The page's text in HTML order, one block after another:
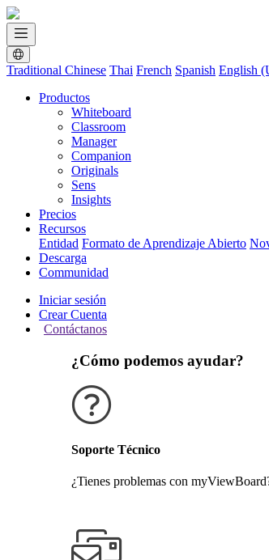
Traditional Chinese Thai French Spanish English
Productos
Whiteboard
Classroom
Manager
Companion
Originals
Sens
Insights
Precios
Recursos
Entidad Formato de Aprendizaje Abierto
Descarga
Communidad
Iniciar sesión
Crear Cuenta
Contáctanos
¿Cómo podemos ayudar?
Soporte Técnico
¿Tienes problemas con